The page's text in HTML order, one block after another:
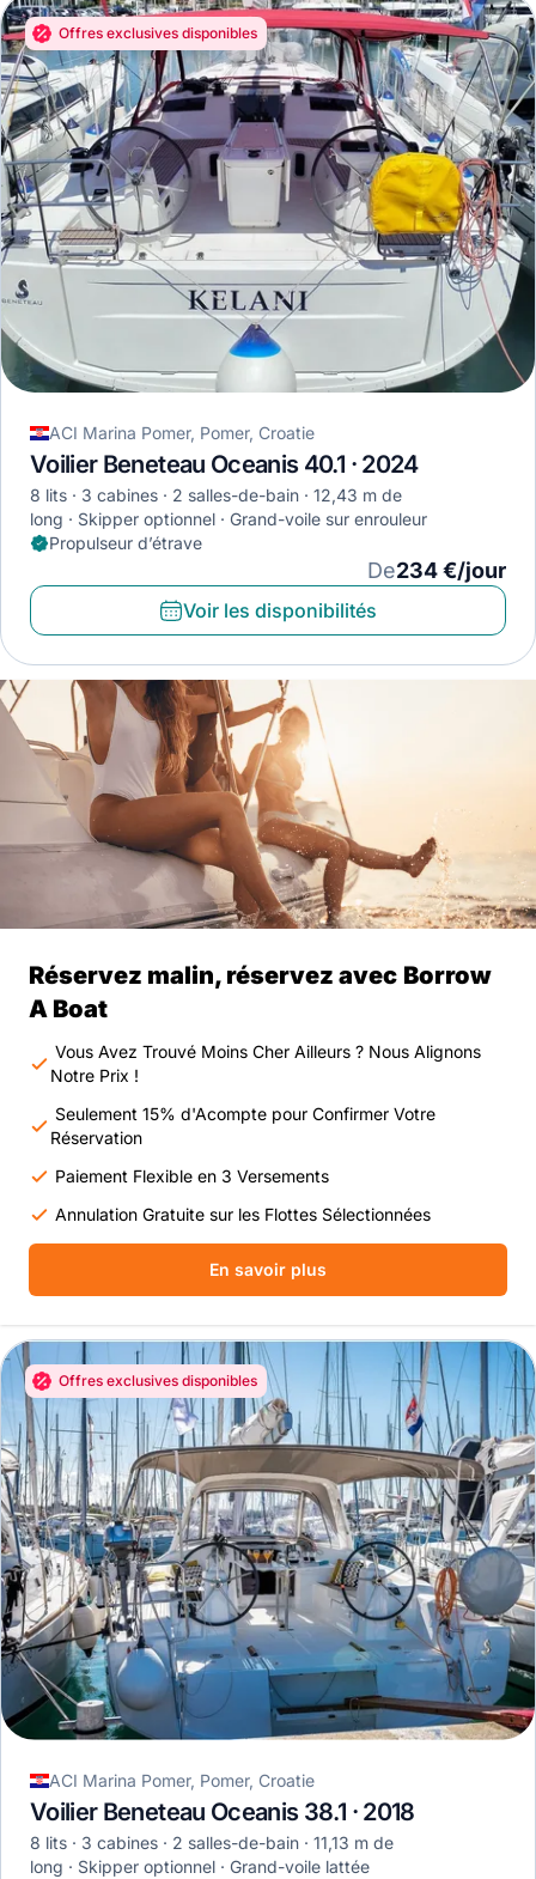
Offres exclusives disponibles
ACI Marina Pomer, Pomer, Croatie
Voilier Beneteau Oceanis 40.1 · 2024
8 lits 3 cabines 2 salles-de-bain
12,43 m de
long
Skipper optionnel
Grand-voile sur enrouleur
Propulseur d’étrave
De234 €/jour
Voir les disponibilités
Réservez malin, réservez avec Borrow
A Boat
Vous Avez Trouvé Moins Cher Ailleurs ? Nous Alignons
Notre Prix !
Seulement 15% d'Acompte pour Confirmer Votre
Réservation
Paiement Flexible en 3 Versements
Annulation Gratuite sur les Flottes Sélectionnées
En savoir plus
Offres exclusives disponibles
ACI Marina Pomer, Pomer, Croatie
Voilier Beneteau Oceanis 38.1 · 2018
8 lits 3 cabines 2 salles-de-bain
11,13 m de
long
Skipper optionnel
Grand-voile lattée